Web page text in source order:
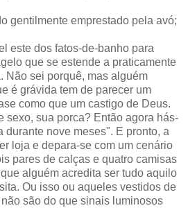
gentilmente emprestado pela avó;
este dos fatos-de-banho para
que se estende a praticamente
Não sei porquê, mas alguém
é grávida tem de parecer um
como que um castigo de Deus.
sexo, sua porca? Então agora hás-
durante nove meses". E pronto, a
loja e depara-se com um cenário
pares de calças e quatro camisas
alguém acredita ser tudo aquilo
Ou isso ou aqueles vestidos de
são do que sinais luminosos